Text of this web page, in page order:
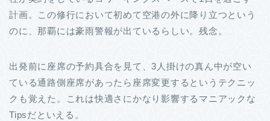
計画。この修行において初めて空港の外に降り立つという
のに、那覇には豪雨警報が出ているらしい。残念。
出発前に座席の予約具合を見て、3人掛けの真ん中が空い
ている通路側座席があったら座席変更するというテクニッ
クも覚えた。これは快適さにかなり影響するマニアックな
Tipsだといえる。